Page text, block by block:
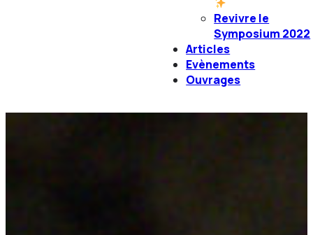
Revivre le
Symposium 2022
Articles
Evènements
Ouvrages